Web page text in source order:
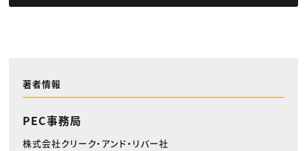
著者情報
PEC事務局
株式会社クリーク・アンド・リバー社